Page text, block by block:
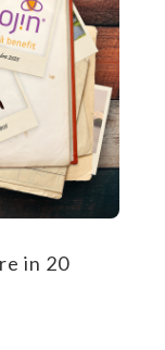
in 20